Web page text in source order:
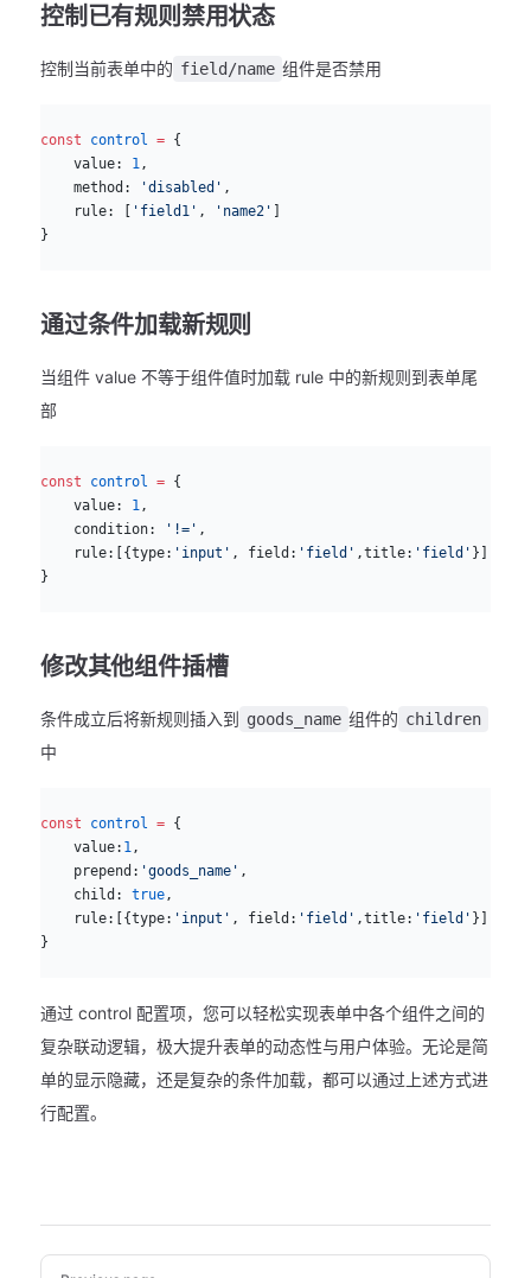
控制已有规则禁用状态
控制当前表单中的 field/name 组件是否禁用
const control = {
    value:
1 ,
    method:
'disabled' ,
    rule: [
'field1' , 'name2' ]
}
通过条件加载新规则
当组件 value 不等于组件值时加载 rule 中的新规则到表单尾
部
const control = {
    value:
1 ,
    condition:
'!=' ,
    rule:[{type:
'input' , field: 'field' ,title: 'field' }]
}
修改其他组件插槽
条件成立后将新规则插入到 goods_name 组件的 children
中
const control = {
    value:
1 ,
    prepend:
'goods_name' ,
    child:
true ,
    rule:[{type:
'input' , field: 'field' ,title: 'field' }]
}
通过 control 配置项，您可以轻松实现表单中各个组件之间的
复杂联动逻辑，极大提升表单的动态性与用户体验。无论是简
单的显示隐藏，还是复杂的条件加载，都可以通过上述方式进
行配置。